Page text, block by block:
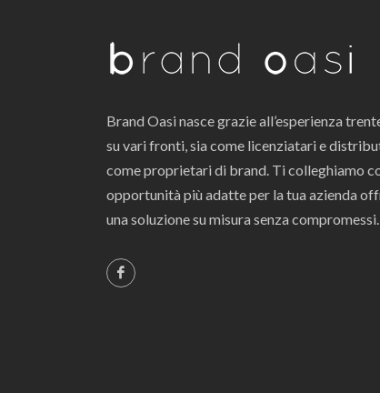
Brand Oasi nasce grazie all’esperienza
su vari fronti, sia come licenziatari e
come proprietari di brand. Ti colleghiamo
opportunità più adatte per la tua azienda
una soluzione su misura senza compromessi.